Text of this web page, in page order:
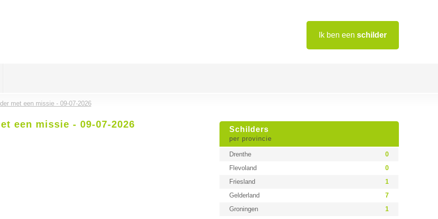
Ik ben een schilder
met een missie - 09-07-2026
Schilders
per provincie
Drenthe
0
Flevoland
0
Friesland
1
Gelderland
7
Groningen
1
een missie - 09-07-2026